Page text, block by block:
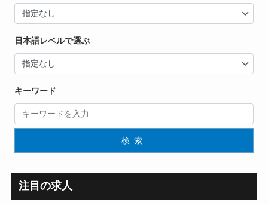
日本語レベルで選ぶ
キーワード
検索
注目の求人